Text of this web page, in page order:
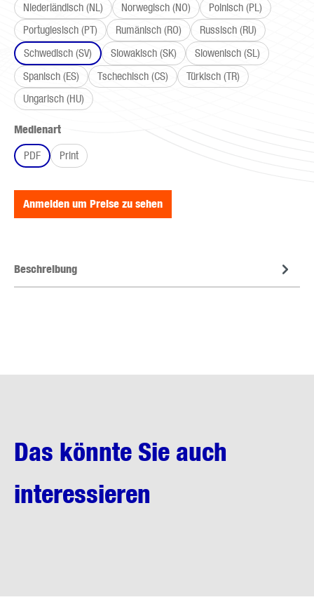
Niederländisch (NL)
Norwegisch (NO)
Polnisch (PL)
Portugiesisch (PT)
Rumänisch (RO)
Russisch (RU)
Schwedisch (SV)
Slowakisch (SK)
Slowenisch (SL)
Spanisch (ES)
Tschechisch (CS)
Türkisch (TR)
Ungarisch (HU)
Medienartauswählen
PDF
Print
Anmelden um Preise zu sehen
Beschreibung
Das könnte Sie auch
interessieren